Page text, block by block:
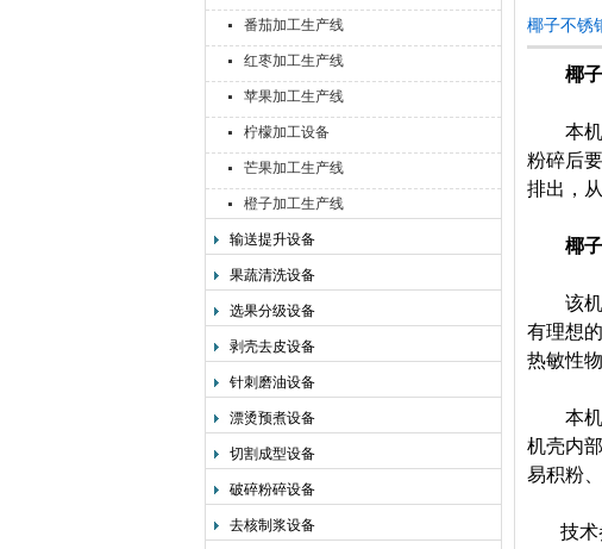
番茄加工生产线
红枣加工生产线
苹果加工生产线
柠檬加工设备
芒果加工生产线
橙子加工生产线
输送提升设备
果蔬清洗设备
选果分级设备
剥壳去皮设备
针刺磨油设备
漂烫预煮设备
切割成型设备
破碎粉碎设备
去核制浆设备
椰子不锈
椰
本机粉
粉碎后
排出，
椰
该机具
有理想
热敏性
本机结
机壳内
易积粉
技术